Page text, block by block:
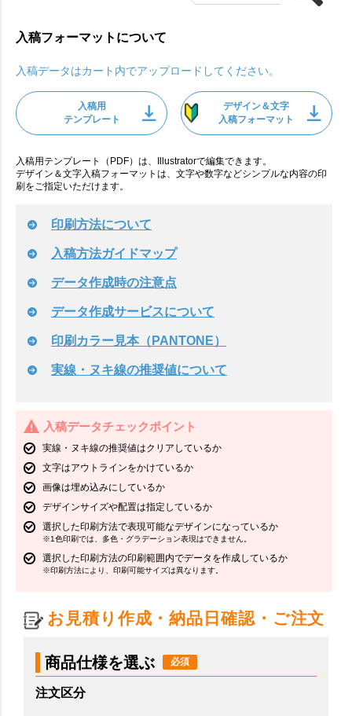
入稿フォーマットについて
入稿データはカート内でアップロードしてください。
入稿用
テンプレート
デザイン＆文字
入稿フォーマット
入稿用テンプレート（PDF）は、Illustratorで編集できます。
デザイン＆文字入稿フォーマットは、文字や数字などシンプルな内容の印
刷をご指定いただけます。
印刷方法について
入稿方法ガイドマップ
データ作成時の注意点
データ作成サービスについて
印刷カラー見本（PANTONE）
実線・ヌキ線の推奨値について
入稿データチェックポイント
実線・ヌキ線の推奨値はクリアしているか
文字はアウトラインをかけているか
画像は埋め込みにしているか
デザインサイズや配置は指定しているか
選択した印刷方法で表現可能なデザインになっているか
※1色印刷では、多色・グラデーション表現はできません。
選択した印刷方法の印刷範囲内でデータを作成しているか
※印刷方法により、印刷可能サイズは異なります。
お見積り作成・納品日確認・ご注文
商品仕様を選ぶ
注文区分